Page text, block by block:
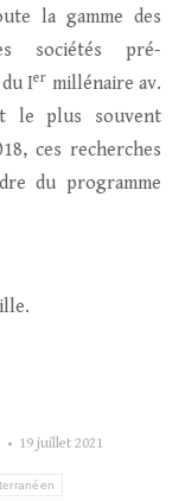
la gamme des
sociétés pré-
Ier millénaire av.
le plus souvent
ces recherches
du programme
19 juillet 2021